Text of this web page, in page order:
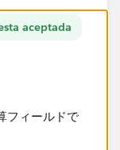
aceptada
フィールドで